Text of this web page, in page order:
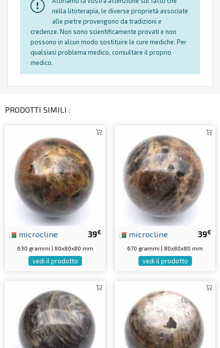
nella litoterapia, le diverse proprietà associate
alle pietre provengono da tradizioni e
credenze. Non sono scientificamente provati e non
possono in alcun modo sostituire le cure mediche. Per
qualsiasi problema medico, consultare il proprio
medico.
PRODOTTI SIMILI :
39€
microcline
630 grammi | 80x80x80 mm
vedi il prodotto
39€
microcline
670 grammi | 80x80x80 mm
vedi il prodotto